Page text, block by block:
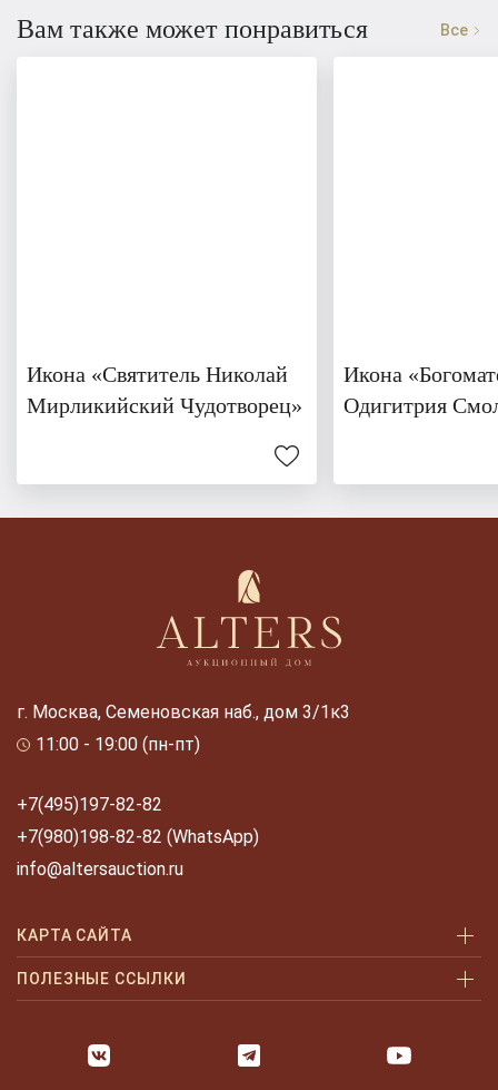
Вам также может понравиться Все
Икона «Святитель Николай
Мирликийский Чудотворец»
Икона
Одигитрия
г. Москва, Семеновская наб., дом 3/1к3
11:00 - 19:00 (пн-пт)
+7(495)197-82-82
+7(980)198-82-82 (WhatsApp)
info@altersauction.ru
КАРТА САЙТА
Аукционы
Как продать
ПОЛЕЗНЫЕ ССЫЛКИ
Оплата и доставка